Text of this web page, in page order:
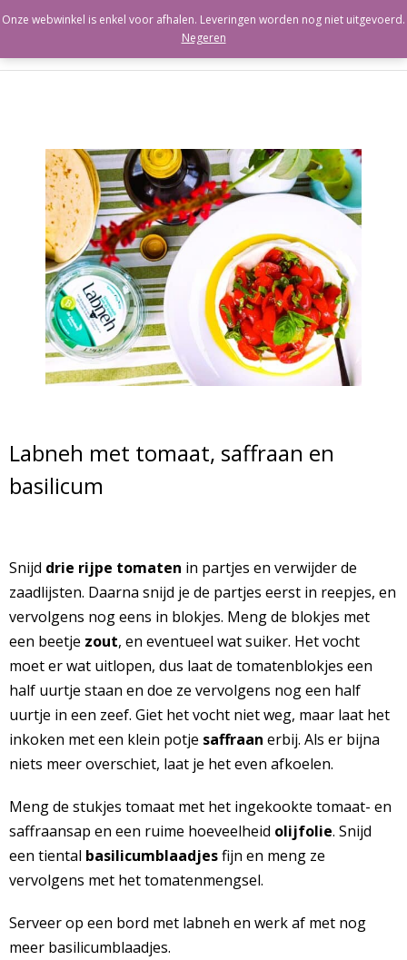
Berloumi
Labneh
Paneer
Cacioricotta
Cannoli
Kaaswei
Labneh met tomaat, saffraan en
basilicum
Snijd drie rijpe tomaten in partjes en verwijder de
zaadlijsten. Daarna snijd je de partjes eerst in reepjes, en
vervolgens nog eens in blokjes. Meng de blokjes met
een beetje zout, en eventueel wat suiker. Het vocht
moet er wat uitlopen, dus laat de tomatenblokjes een
half uurtje staan en doe ze vervolgens nog een half
uurtje in een zeef. Giet het vocht niet weg, maar laat het
inkoken met een klein potje saffraan erbij. Als er bijna
niets meer overschiet, laat je het even afkoelen.
Meng de stukjes tomaat met het ingekookte tomaat- en
saffraansap en een ruime hoeveelheid olijfolie. Snijd
een tiental basilicumblaadjesfijn en meng ze
vervolgens met het tomatenmengsel.
Serveer op een bord met labneh en werk af met nog
meer basilicumblaadjes.
Onze webwinkel is enkel voor afhalen. Leveringen worden nog niet uitgevoerd.
Negeren